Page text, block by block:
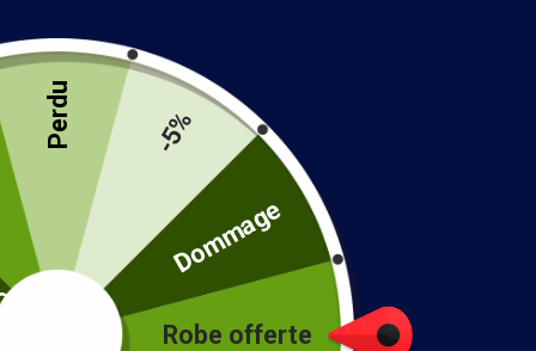
Bague Bohème Original
Robe offerte
Perdu -5%
Dommage